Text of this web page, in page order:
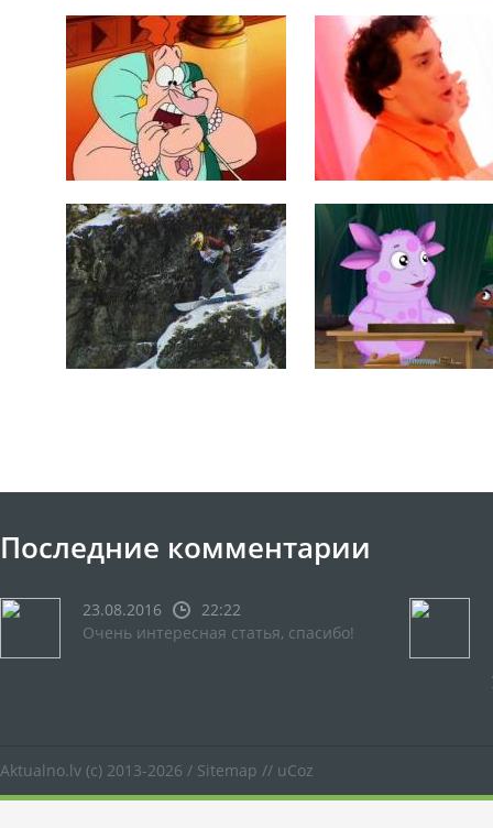
Последние комментарии
23.08.2016
22:22
Очень интересная статья, спасибо!
Aktualno.lv (c) 2013-2026 / Sitemap // uCoz